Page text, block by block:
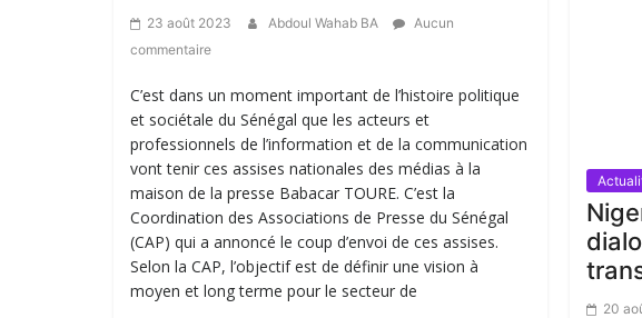
23 août 2023 Abdoul Wahab BA
Aucun
commentaire
C’est dans un moment important de l’histoire politique
et sociétale du Sénégal que les acteurs et
professionnels de l’information et de la communication
vont tenir ces assises nationales des médias à la
maison de la presse Babacar TOURE. C’est la
Coordination des Associations de Presse du Sénégal
(CAP) qui a annoncé le coup d’envoi de ces assises.
Selon la CAP, l’objectif est de définir une vision à
moyen et long terme pour le secteur de
20